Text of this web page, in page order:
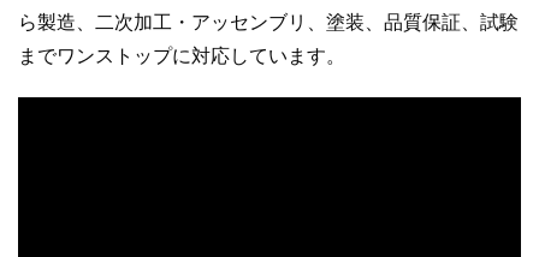
ら製造、二次加工・アッセンブリ、塗装、品質保証、試験
までワンストップに対応しています。